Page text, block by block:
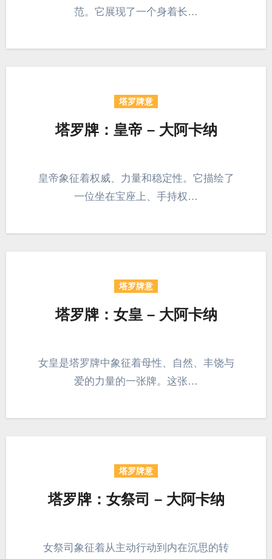
范。它展现了一个身着长…
塔罗牌意
塔罗牌：皇帝 – 大阿卡纳
皇帝象征着权威、力量和稳定性。它描绘了
一位坐在宝座上、手持权…
塔罗牌意
塔罗牌：女皇 – 大阿卡纳
女皇是塔罗牌中象征着母性、自然、丰饶与
爱的力量的一张牌。这张…
塔罗牌意
塔罗牌：女祭司 – 大阿卡纳
女祭司象征着从主动行动到内在沉思的转